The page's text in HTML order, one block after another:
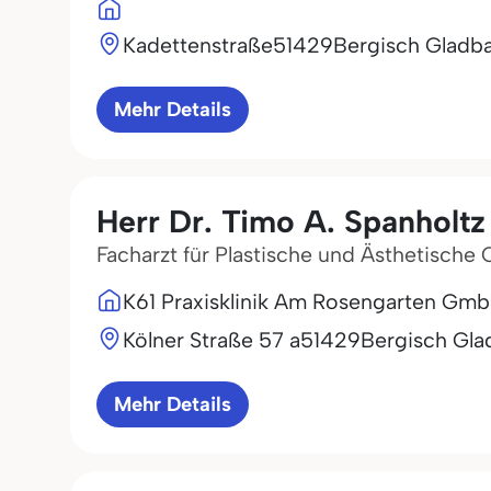
Kadettenstraße51429Bergisch
Mehr Details
Herr Dr. Timo A. Spanholtz
Facharzt für Plastische und Ästhetische
K61 Praxisklinik Am Rosengarten
Kölner Straße 57 a51429Bergisch
Mehr Details